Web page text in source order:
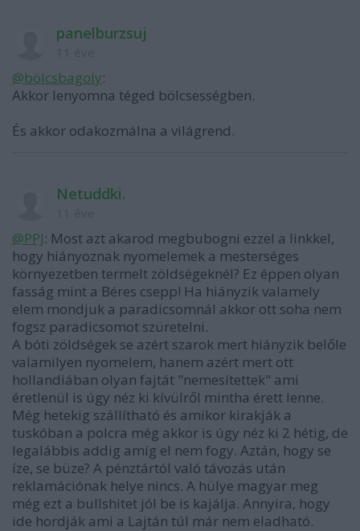
panelburzsuj
@bölcsbagoly:
Akkor lenyomna téged bölcsességben.
És akkor odakozmálna a világrend.
Netuddki.
@PPJ: Most azt akarod megbubogni ezzel a linkkel,
hogy hiányoznak nyomelemek a mesterséges
környezetben termelt zöldségeknél? Ez éppen olyan
fasság mint a Béres csepp! Ha hiányzik valamely
elem mondjuk a paradicsomnál akkor ott soha nem
fogsz paradicsomot szüretelni.
A bóti zöldségek se azért szarok mert hiányzik belőle
valamilyen nyomelem, hanem azért mert ott
hollandiában olyan fajtát "nemesítettek" ami
éretlenül is úgy néz ki kívülről mintha érett lenne.
Még hetekig szállítható és amikor kirakják a
tuskóban a polcra még akkor is úgy néz ki 2 hétig, de
legalábbis addig amíg el nem fogy. Aztán, hogy se
íze, se büze? A pénztártól való távozás után
reklamációnak helye nincs. A hülye magyar meg
még ezt a bullshitet jól be is kajálja. Annyira, hogy
ide hordják ami a Lajtán túl már nem eladható.